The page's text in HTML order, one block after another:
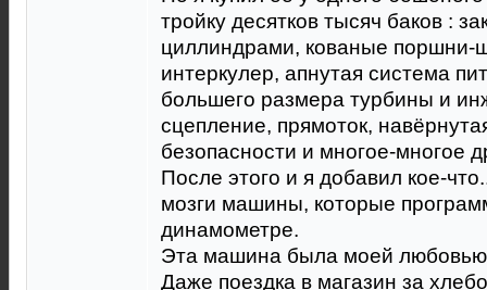
тройку десятков тысяч баков :
циллиндрами, кованые
интеркулер, апнутая система
большего размера турбины и
сцепление, прямоток,
безопасности и многое-многое
После этого и я добавил кое-
мозги машины, которые
динамометре.
Эта машина была моей любовью
Даже поездка в магазин за